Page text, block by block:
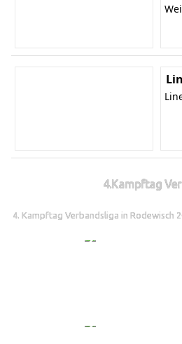
4.Kampftag
4. Kampftag Verbandsliga in Rodewisch